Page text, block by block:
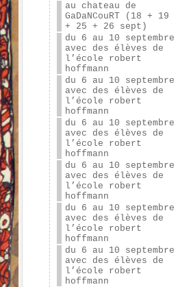
au chateau de
GaDaNCouRT (18 + 19
+ 25 + 26 sept)
du 6 au 10 septembre
avec des élèves de
l’école robert
hoffmann
du 6 au 10 septembre
avec des élèves de
l’école robert
hoffmann
du 6 au 10 septembre
avec des élèves de
l’école robert
hoffmann
du 6 au 10 septembre
avec des élèves de
l’école robert
hoffmann
du 6 au 10 septembre
avec des élèves de
l’école robert
hoffmann
du 6 au 10 septembre
avec des élèves de
l’école robert
hoffmann